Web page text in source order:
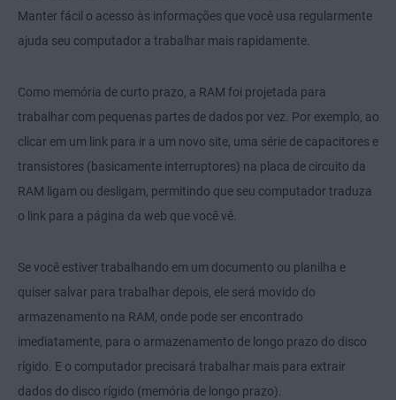
Manter fácil o acesso às informações que você usa regularmente
ajuda seu computador a trabalhar mais rapidamente.
Como memória de curto prazo, a RAM foi projetada para
trabalhar com pequenas partes de dados por vez. Por exemplo, ao
clicar em um link para ir a um novo site, uma série de capacitores e
transistores (basicamente interruptores) na placa de circuito da
RAM ligam ou desligam, permitindo que seu computador traduza
o link para a página da web que você vê.
Se você estiver trabalhando em um documento ou planilha e
quiser salvar para trabalhar depois, ele será movido do
armazenamento na RAM, onde pode ser encontrado
imediatamente, para o armazenamento de longo prazo do disco
rígido. E o computador precisará trabalhar mais para extrair
dados do disco rígido (memória de longo prazo).